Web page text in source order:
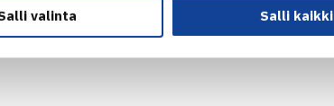
valinta Salli kaikki